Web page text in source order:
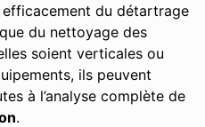
efficacement du détartrage
du nettoyage des
soient verticales ou
ils peuvent
à l’analyse complète de
.